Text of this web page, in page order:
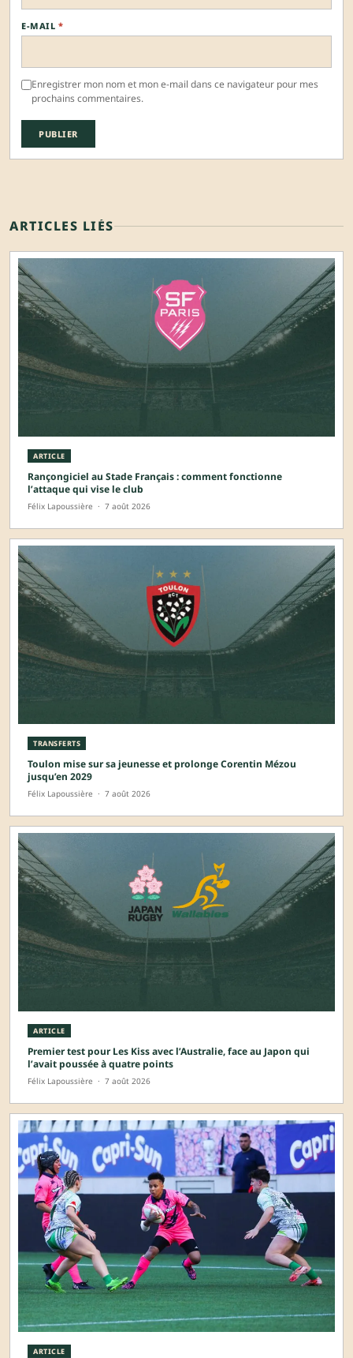
E-MAIL *
Enregistrer mon nom et mon e-mail dans ce navigateur pour mes
prochains commentaires.
ARTICLES LIÉS
ARTICLE
Rançongiciel au Stade Français : comment fonctionne
l’attaque qui vise le club
Félix Lapoussière · 7 août 2026
TRANSFERTS
Toulon mise sur sa jeunesse et prolonge Corentin Mézou
jusqu’en 2029
Félix Lapoussière · 7 août 2026
ARTICLE
Premier test pour Les Kiss avec l’Australie, face au Japon qui
l’avait poussée à quatre points
Félix Lapoussière · 7 août 2026
ARTICLE